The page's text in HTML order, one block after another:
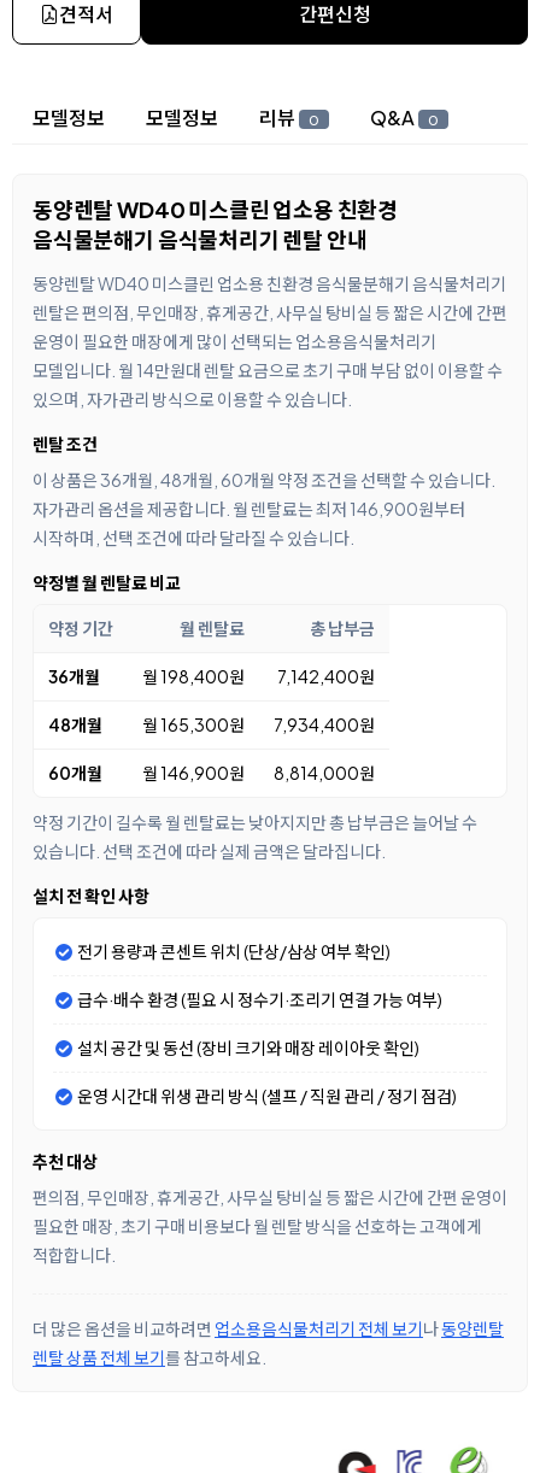
견적서 간편신청
상세 정보
모델정보 모델정보 리뷰 0 Q&A 0
동양렌탈 WD40 미스클린 업소용 친환경
음식물분해기 음식물처리기 렌탈 안내
동양렌탈 WD40 미스클린 업소용 친환경 음식물분해기 음식물처리기
렌탈은 편의점, 무인매장, 휴게공간, 사무실 탕비실 등 짧은 시간에 간편
운영이 필요한 매장에게 많이 선택되는 업소용음식물처리기
모델입니다. 월 14만원대 렌탈 요금으로 초기 구매 부담 없이 이용할 수
있으며, 자가관리 방식으로 이용할 수 있습니다.
렌탈 조건
이 상품은 36개월, 48개월, 60개월 약정 조건을 선택할 수 있습니다.
자가관리 옵션을 제공합니다. 월 렌탈료는 최저 146,900원부터
시작하며, 선택 조건에 따라 달라질 수 있습니다.
약정별 월 렌탈료 비교
약정 기간 월 렌탈료 총 납부금
36개월 월 198,400원 7,142,400원
48개월 월 165,300원 7,934,400원
60개월 월 146,900원 8,814,000원
약정 기간이 길수록 월 렌탈료는 낮아지지만 총 납부금은 늘어날 수
있습니다. 선택 조건에 따라 실제 금액은 달라집니다.
설치 전 확인 사항
전기 용량과 콘센트 위치 (단상/삼상 여부 확인)
급수·배수 환경 (필요 시 정수기·조리기 연결 가능 여부)
설치 공간 및 동선 (장비 크기와 매장 레이아웃 확인)
운영 시간대 위생 관리 방식 (셀프 / 직원 관리 / 정기 점검)
추천 대상
편의점, 무인매장, 휴게공간, 사무실 탕비실 등 짧은 시간에 간편 운영이
필요한 매장, 초기 구매 비용보다 월 렌탈 방식을 선호하는 고객에게
적합합니다.
더 많은 옵션을 비교하려면 업소용음식물처리기 전체 보기나동양렌탈
렌탈 상품 전체 보기를 참고하세요.